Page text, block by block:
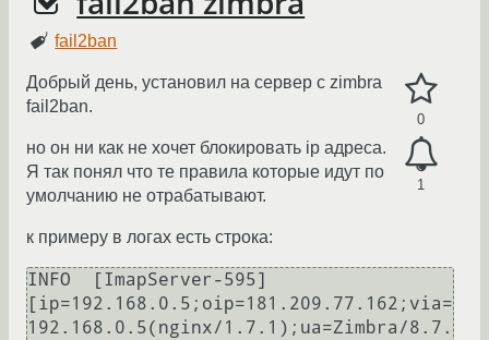
fail2ban
0
1
Добрый день, установил на сервер c zimbra
fail2ban.
но он ни как не хочет блокировать ip адреса.
Я так понял что те правила которые идут по
умолчанию не отрабатывают.
к примеру в логах есть строка:
INFO  [ImapServer-595]
[ip=192.168.0.5;oip=181.209.77.162;via=
192.168.0.5(nginx/1.7.1);ua=Zimbra/8.7.